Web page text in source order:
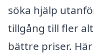
söka hjälp
tillgång till fler
bättre priser.